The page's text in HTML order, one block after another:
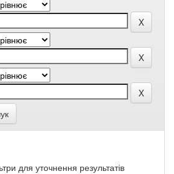
для уточнення результатів